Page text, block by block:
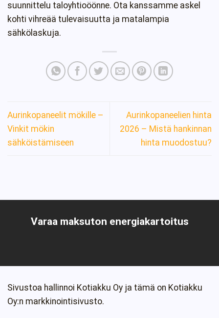
suunnittelu taloyhtioöönne. Ota kanssamme askel
kohti vihreää tulevaisuutta ja matalampia
sähkölaskuja.
Aurinkopaneelit mökille –
Vinkit mökin
sähköistämiseen
Aurinkopaneelien hinta
2026 – Mistä hankinnan
hinta muodostuu?
Varaa maksuton energiakartoitus
Sivustoa hallinnoi Kotiakku Oy ja tämä on Kotiakku
Oy:n markkinointisivusto.